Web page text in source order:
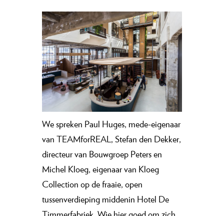
We spreken Paul Huges, mede-eigenaar
van TEAMforREAL, Stefan den Dekker,
directeur van Bouwgroep Peters en
Michel Kloeg, eigenaar van Kloeg
Collection op de fraaie, open
tussenverdieping middenin Hotel De